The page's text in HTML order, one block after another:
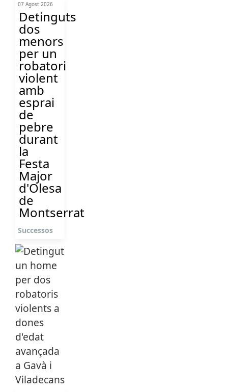
07 Agost 2026
Detinguts
dos
menors
per un
robatori
violent
amb
esprai
de
pebre
durant
la
Festa
Major
d'Olesa
de
Montserrat
Successos